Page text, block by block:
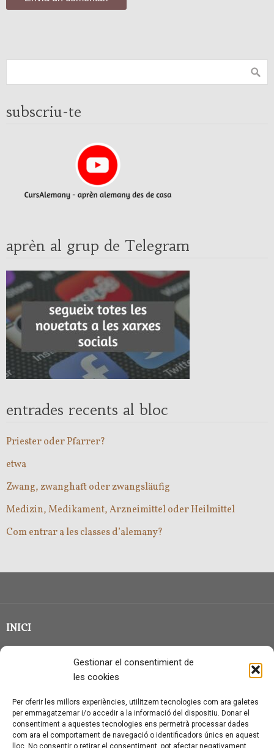
Gestionar el consentimient de
les cookies
Per oferir les millors experiències, utilitzem tecnologies com ara galetes
per emmagatzemar i/o accedir a la informació del dispositiu. Donar el
consentiment a aquestes tecnologies ens permetrà processar dades
com ara el comportament de navegació o identificadors únics en aquest
lloc. No consentir o retirar el consentiment, pot afectar negativament
subscriu-te
aprèn al grup de Telegram
entrades recents al bloc
Priester oder Pfarrer?
etwa
Zwang, zwanghaft oder zwangsläufig
Medizin, Medikament, Arzneimittel oder Heilmittel
Com entrar a les classes d’alemany?
INICI
QUI SOC?
CONTACTE
AVÍS LEGAL I PROTECCIÓ DE DADES